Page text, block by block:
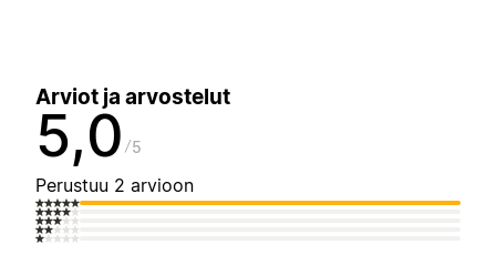
Arviot ja arvostelut
5,0 5
Perustuu 2 arvioon